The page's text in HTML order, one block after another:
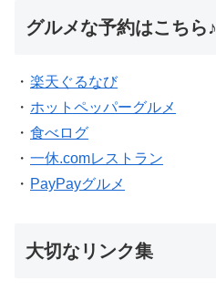
グルメな予約はこちら♪
・ 楽天ぐるなび
・ ホットペッパーグルメ
・ 食べログ
・ 一休.comレストラン
・ PayPayグルメ
大切なリンク集